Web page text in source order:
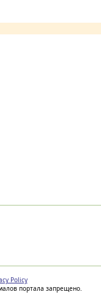
Policy
портала запрещено.